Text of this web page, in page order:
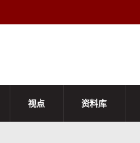
视点 资料库